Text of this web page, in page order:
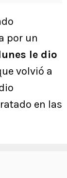
por un
le dio
volvió a
en las